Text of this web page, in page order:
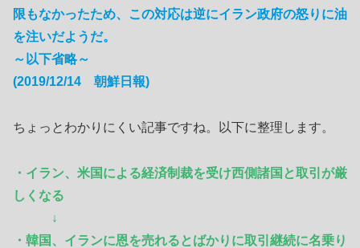
限もなかったため、この対応は逆にイラン政府の怒りに油
を注いだようだ。
～以下省略～
(2019/12/14 朝鮮日報)
ちょっとわかりにくい記事ですね。以下に整理します。
・イラン、米国による経済制裁を受け西側諸国と取引が厳
しくなる
↓
・韓国、イランに恩を売れるとばかりに取引継続に名乗り